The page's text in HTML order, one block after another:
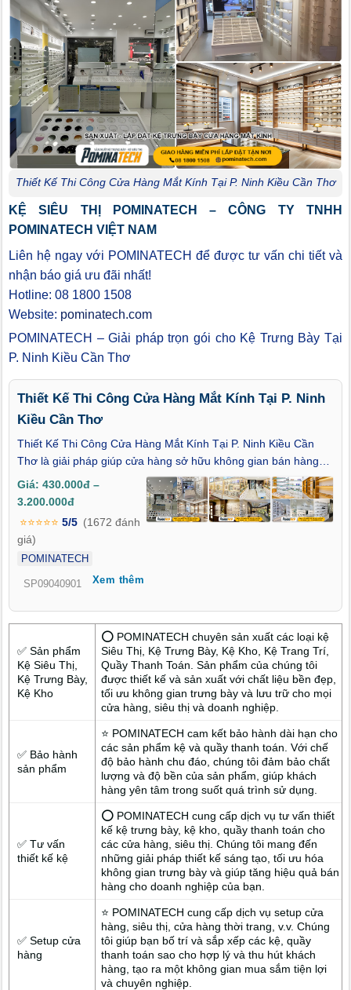
Thiết Kế Thi Công Cửa Hàng Mắt Kính Tại P. Ninh Kiều Cần Thơ
KỆ SIÊU THỊ POMINATECH – CÔNG TY TNHH
POMINATECH VIỆT NAM
Liên hệ ngay với POMINATECH để được tư vấn chi tiết và
nhận báo giá ưu đãi nhất!
Hotline: 08 1800 1508
Website: pominatech.com
POMINATECH – Giải pháp trọn gói cho Kệ Trưng Bày Tại
P. Ninh Kiều Cần Thơ
Thiết Kế Thi Công Cửa Hàng Mắt Kính Tại P. Ninh
Kiều Cần Thơ
Thiết Kế Thi Công Cửa Hàng Mắt Kính Tại P. Ninh Kiều Cần
Thơ là giải pháp giúp cửa hàng sở hữu không gian bán hàng
chuyên nghiệp, hiện đại và nổi bật tại khu vực trung tâm. Thiết
kế khoa học, tối ưu trưng bày và trải nghiệm khách hàng. Thi
công nhanh chóng, chi phí rõ ràng, bảo hành minh bạch. Liên
hệ ngay để nâng cao hình ảnh thương hiệu và hiệu quả kinh
doanh!
Giá: 430.000đ –
3.200.000đ
⭐⭐⭐⭐⭐ 5/5 (1672 đánh
giá)
POMINATECH
SP09040901 Xem thêm
✅ Sản phẩm
Kệ Siêu Thị,
Kệ Trưng Bày,
Kệ Kho
⭕ POMINATECH chuyên sản xuất các loại kệ
Siêu Thị, Kệ Trưng Bày, Kệ Kho, Kệ Trang Trí,
Quầy Thanh Toán. Sản phẩm của chúng tôi
được thiết kế và sản xuất với chất liệu bền đẹp,
tối ưu không gian trưng bày và lưu trữ cho mọi
cửa hàng, siêu thị và doanh nghiệp.
✅ Bảo hành
sản phẩm
⭐ POMINATECH cam kết bảo hành dài hạn cho
các sản phẩm kệ và quầy thanh toán. Với chế
độ bảo hành chu đáo, chúng tôi đảm bảo chất
lượng và độ bền của sản phẩm, giúp khách
hàng yên tâm trong suốt quá trình sử dụng.
✅ Tư vấn
thiết kế kệ
⭕ POMINATECH cung cấp dịch vụ tư vấn thiết
kế kệ trưng bày, kệ kho, quầy thanh toán cho
các cửa hàng, siêu thị. Chúng tôi mang đến
những giải pháp thiết kế sáng tạo, tối ưu hóa
không gian trưng bày và giúp tăng hiệu quả bán
hàng cho doanh nghiệp của bạn.
✅ Setup cửa
hàng
⭐ POMINATECH cung cấp dịch vụ setup cửa
hàng, siêu thị, cửa hàng thời trang, v.v. Chúng
tôi giúp bạn bố trí và sắp xếp các kệ, quầy
thanh toán sao cho hợp lý và thu hút khách
hàng, tạo ra một không gian mua sắm tiện lợi
và chuyên nghiệp.